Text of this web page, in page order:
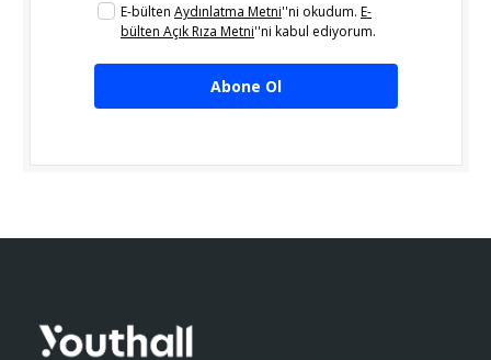
E-bülten Aydınlatma Metni''ni okudum. E-
bülten Açık Rıza Metni''ni kabul ediyorum.
Abone Ol